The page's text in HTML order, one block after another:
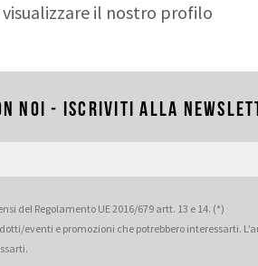
visualizzare il nostro profilo
noi - Iscriviti alla
del Regolamento UE 2016/679 artt. 13 e 14. (*)
eventi e promozioni che potrebbero interessarti.